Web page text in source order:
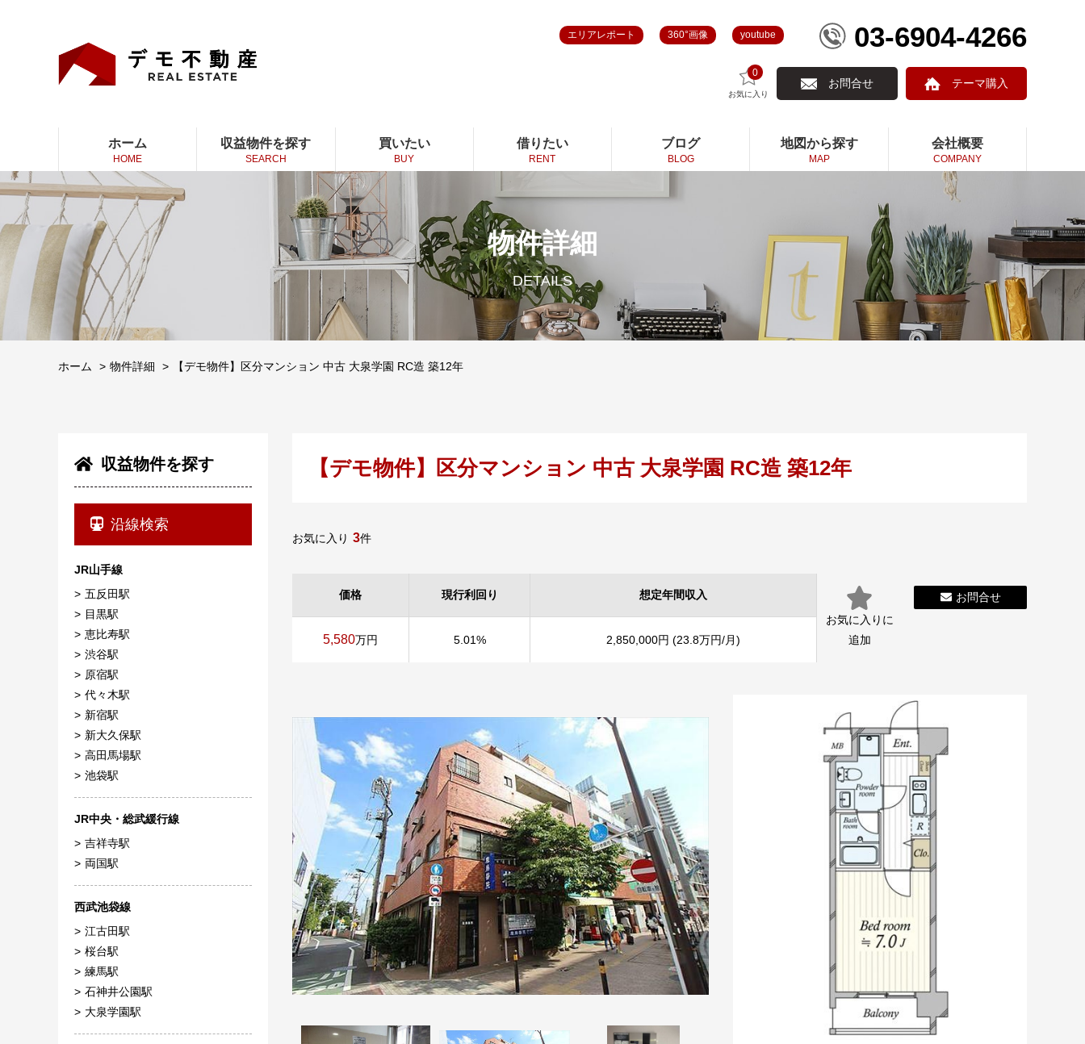
エリアレポート 360°画像 youtube 03-6904-4266
0
お気に入り
お問合せ テーマ購入
ホーム
HOME
収益物件を探す
SEARCH
買いたい
BUY
借りたい
RENT
ブログ
BLOG
地図から探す
MAP
会社概要
COMPANY
物件詳細
DETAILS
ホーム 物件詳細 【デモ物件】区分マンション 中古 大泉学園 RC造 築12年
収益物件を探す
沿線検索
JR山手線
五反田駅
目黒駅
恵比寿駅
渋谷駅
原宿駅
代々木駅
新宿駅
新大久保駅
高田馬場駅
池袋駅
JR中央・総武緩行線
吉祥寺駅
両国駅
西武池袋線
江古田駅
桜台駅
練馬駅
石神井公園駅
大泉学園駅
【デモ物件】区分マンション 中古 大泉学園 RC造 築12年
お気に入り 3件
価格 現行利回り 想定年間収入
5,580万円 5.01% 2,850,000円 (23.8万円/月)
お気に入りに
追加
お問合せ